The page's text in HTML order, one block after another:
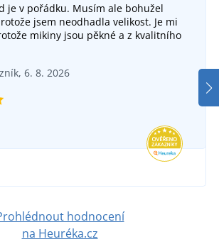
je v pořádku. Musím ale bohužel
jsem neodhadla velikost. Je mi
mikiny jsou pěkné a z kvalitního
6. 8. 2026
hodnocení
na Heuréka.cz